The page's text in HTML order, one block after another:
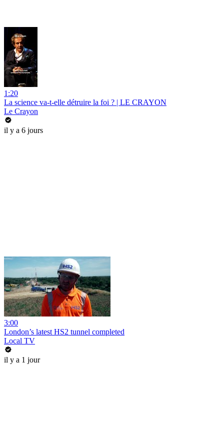
1:20
La science va-t-elle détruire la foi ? | LE CRAYON
Le Crayon
il y a 6 jours
3:00
London’s latest HS2 tunnel completed
Local TV
il y a 1 jour